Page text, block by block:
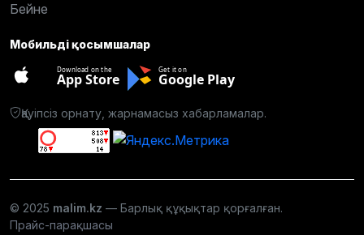
Бейне
Мобильді қосымшалар
Download on the
App Store
Get it on
Google Play
Қауіпсіз орнату, жарнамасыз хабарламалар.
© 2025 malim.kz — Барлық құқықтар қорғалған.
Прайс-парақшасы